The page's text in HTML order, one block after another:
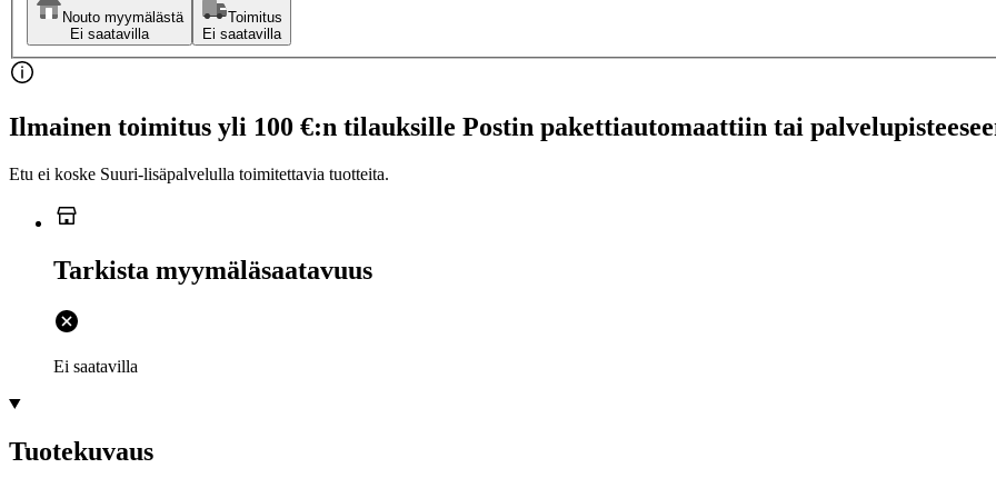
Nouto myymälästä
Ei saatavilla
Toimitus
Ei saatavilla
Ilmainen toimitus yli 100 €:n tilauksille Postin pakettiautomaattiin tai
Etu ei koske Suuri‑lisäpalvelulla toimitettavia tuotteita.
Tarkista myymäläsaatavuus
Ei saatavilla
Tuotekuvaus